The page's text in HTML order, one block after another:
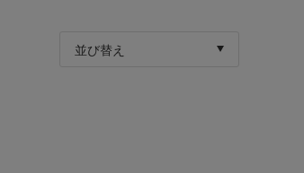
並び替え